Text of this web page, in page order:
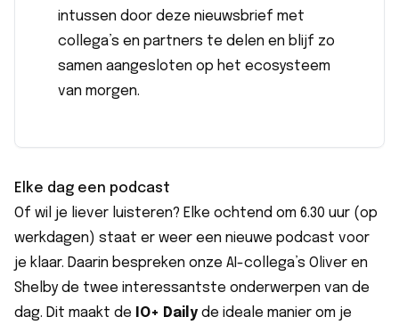
intussen door deze nieuwsbrief met
collega’s en partners te delen en blijf zo
samen aangesloten op het ecosysteem
van morgen.
Elke dag een podcast
Of wil je liever luisteren? Elke ochtend om 6.30 uur (op
werkdagen) staat er weer een nieuwe podcast voor
je klaar. Daarin bespreken onze AI-collega’s Oliver en
Shelby de twee interessantste onderwerpen van de
dag. Dit maakt de
IO+ Daily de ideale manier om je